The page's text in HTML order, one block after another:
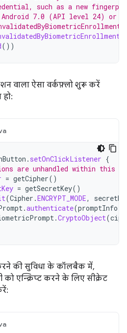
such as a new
7.0 (API level 24) or
())
वाला ऐसा वर्कफ़्लो शुरू करें
. setOnClickListener {
are unhandled within this
= getCipher()
= getSecretKey()
(Cipher .ENCRYPT_MODE,
.authenticate(promptInfo
.CryptoObject(
करने की सुविधा के कॉलबैक में,
एन्क्रिप्ट करने के लिए सीक्रेट